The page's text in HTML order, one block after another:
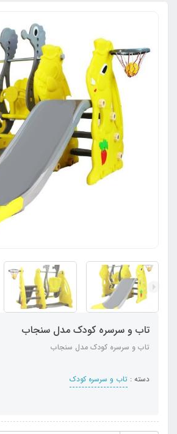
تاب و سرسره کودک مدل سنجاب
تاب و سرسره کودک مدل سنجاب
دسته : تاب و سرسره کودک